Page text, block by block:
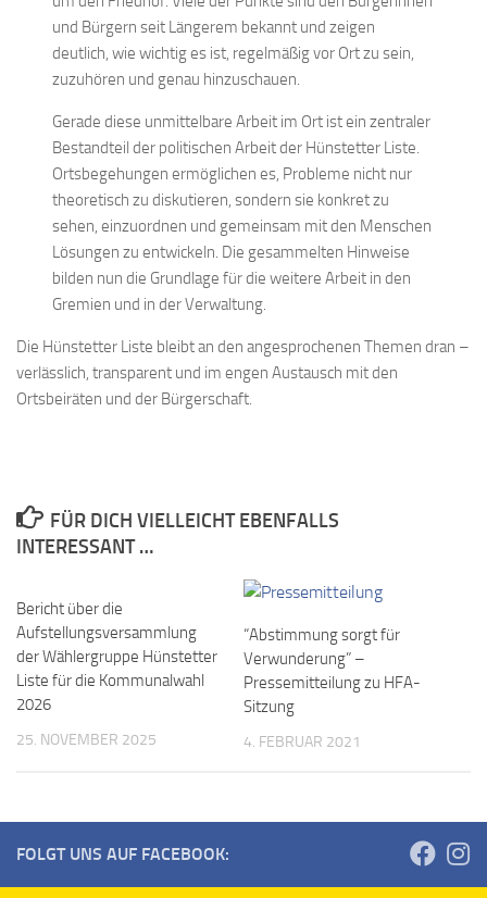
und Bürgern seit Längerem bekannt und zeigen
deutlich, wie wichtig es ist, regelmäßig vor Ort zu sein,
zuzuhören und genau hinzuschauen.
Gerade diese unmittelbare Arbeit im Ort ist ein zentraler
Bestandteil der politischen Arbeit der Hünstetter Liste.
Ortsbegehungen ermöglichen es, Probleme nicht nur
theoretisch zu diskutieren, sondern sie konkret zu
sehen, einzuordnen und gemeinsam mit den Menschen
Lösungen zu entwickeln. Die gesammelten Hinweise
bilden nun die Grundlage für die weitere Arbeit in den
Gremien und in der Verwaltung.
Die Hünstetter Liste bleibt an den angesprochenen Themen dran –
verlässlich, transparent und im engen Austausch mit den
Ortsbeiräten und der Bürgerschaft.
FÜR DICH VIELLEICHT EBENFALLS
INTERESSANT …
Bericht über die
Aufstellungsversammlung
der Wählergruppe Hünstetter
Liste für die Kommunalwahl
2026
25. NOVEMBER 2025
“Abstimmung sorgt für
Verwunderung” –
Pressemitteilung zu HFA-
Sitzung
4. FEBRUAR 2021
FOLGT UNS AUF FACEBOOK: